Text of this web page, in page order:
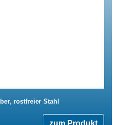
rostfreier Stahl
zum Produkt